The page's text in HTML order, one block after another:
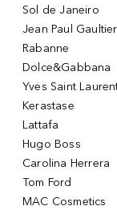
Sol de Janeiro
Jean Paul Gaultier
Rabanne
Dolce&Gabbana
Yves Saint
Kerastase
Lattafa
Hugo Boss
Carolina Herrera
Tom Ford
MAC Cosmetics